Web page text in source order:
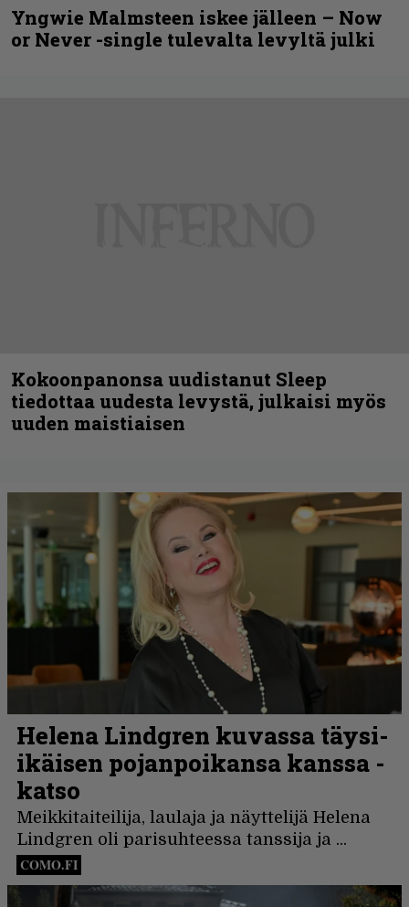
Yngwie Malmsteen iskee jälleen – Now
or Never -single tulevalta levyltä julki
Kokoonpanonsa uudistanut Sleep
tiedottaa uudesta levystä, julkaisi myös
uuden maistiaisen